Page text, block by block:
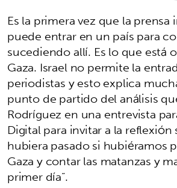
Es la primera vez que la
puede entrar en un país para
sucediendo allí. Es lo que está
Gaza. Israel no permite la
periodistas y esto explica
punto de partido del análisis
Rodríguez en una entrevista
Digital para invitar a la reflexión
hubiera pasado si hubiéramos
Gaza y contar las matanzas y
primer día”.